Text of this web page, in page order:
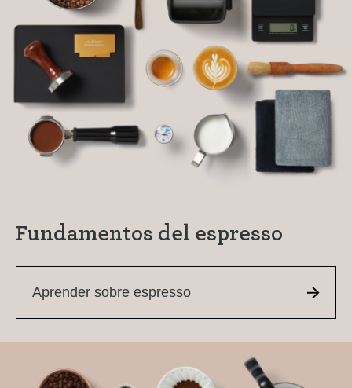
Fundamentos del espresso
Aprender sobre espresso